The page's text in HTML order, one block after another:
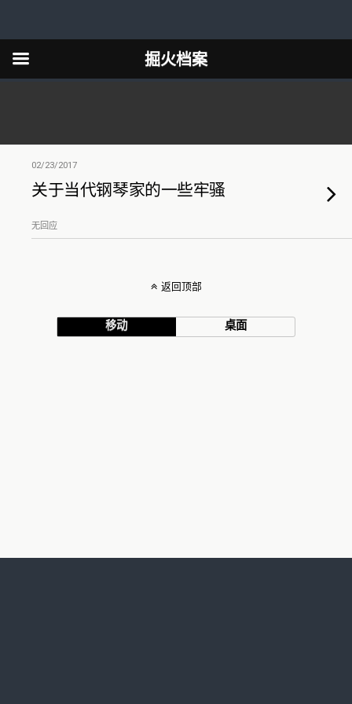
02/23/2017
关于当代钢琴家的一些牢骚
无回应
返回顶部
移动 桌面
掘火档案